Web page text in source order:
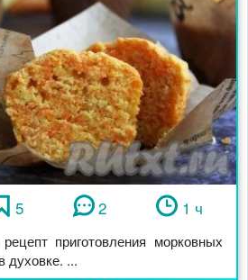
5 2 1 ч
приготовления морковных
духовке. ...